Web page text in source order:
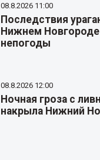
08.8.2026 11:00
Последствия
Нижнем
непогоды
08.8.2026 12:00
Ночная гроза с
накрыла Нижний